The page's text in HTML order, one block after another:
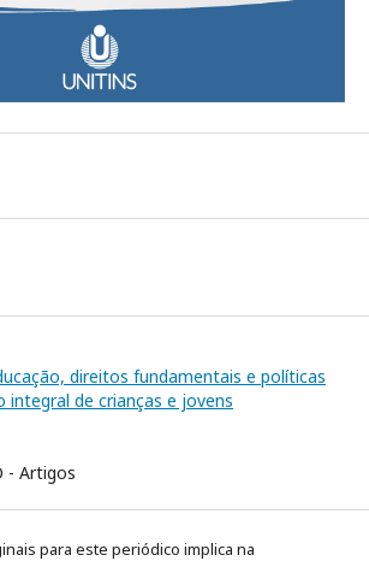
direitos fundamentais e políticas
integral de crianças e jovens
- Artigos
para este periódico implica na